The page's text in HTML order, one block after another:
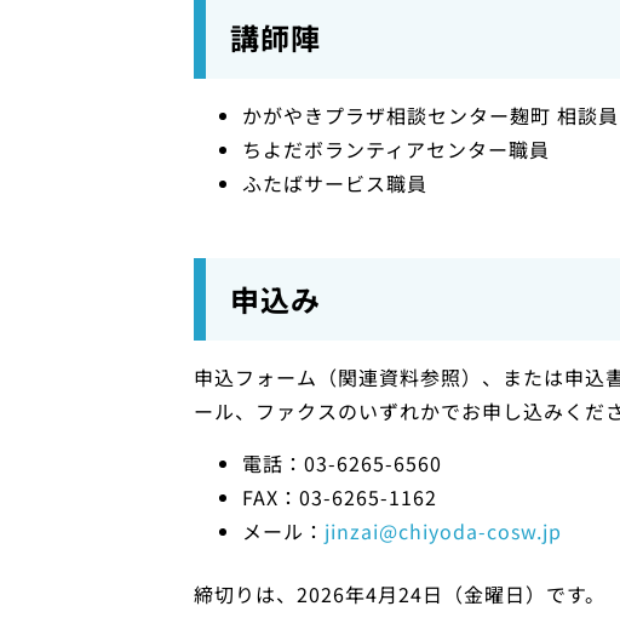
講師陣
かがやきプラザ相談センター麹町 相談員
ちよだボランティアセンター職員
ふたばサービス職員
申込み
申込フォーム（関連資料参照）、または申込
ール、ファクスのいずれかでお申し込みくださ
電話：03-6265-6560
FAX：03-6265-1162
メール： jinzai@chiyoda-cosw.jp
締切りは、2026年4月24日（金曜日）です。